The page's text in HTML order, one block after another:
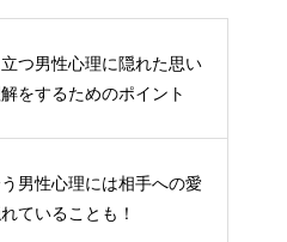
つ男性心理に隠れた思い
をするためのポイント
男性心理には相手への愛
ていることも！